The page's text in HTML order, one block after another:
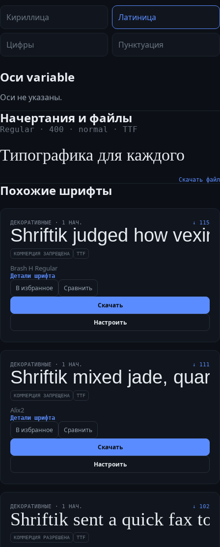
Кириллица Латиница
Цифры Пунктуация
Оси variable
Оси не указаны.
Начертания и файлы
Regular · 400 · normal · TTF
Типографика для каждого
Скачать файл
Похожие шрифты
ДЕКОРАТИВНЫЕ · 1 НАЧ. ↓ 115
Shriftik judged how
КОММЕРЦИЯ ЗАПРЕЩЕНА TTF
Brash H Regular
Детали шрифта
В избранное Сравнить
Скачать
Настроить
ДЕКОРАТИВНЫЕ · 1 НАЧ. ↓ 111
Shriftik mixed jade,
КОММЕРЦИЯ ЗАПРЕЩЕНА TTF
Alix2
Детали шрифта
В избранное Сравнить
Скачать
Настроить
ДЕКОРАТИВНЫЕ · 1 НАЧ. ↓ 102
Shriftik sent a quick fax to
КОММЕРЦИЯ РАЗРЕШЕНА TTF